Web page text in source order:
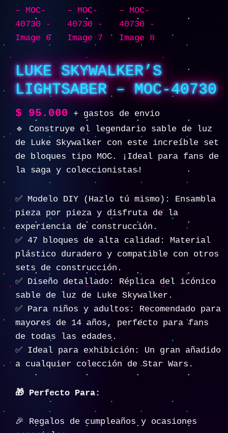
LUKE SKYWALKER’S
LIGHTSABER – MOC-40730
$ 95.000
+ gastos de envio
🔹 Construye el legendario sable de luz
de Luke Skywalker con este increíble set
de bloques tipo MOC. ¡Ideal para fans de
la saga y coleccionistas!
✅ Modelo DIY (Hazlo tú mismo): Ensambla
pieza por pieza y disfruta de la
experiencia de construcción.
✅ 47 bloques de alta calidad: Material
plástico duradero y compatible con otros
sets de construcción.
✅ Diseño detallado: Réplica del icónico
sable de luz de Luke Skywalker.
✅ Para niños y adultos: Recomendado para
mayores de 14 años, perfecto para fans
de todas las edades.
✅ Ideal para exhibición: Un gran añadido
a cualquier colección de Star Wars.
🎁 Perfecto Para:
🎉 Regalos de cumpleaños y ocasiones